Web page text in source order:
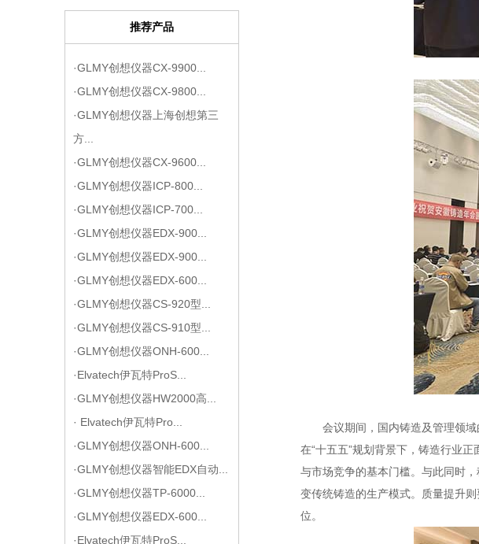
推荐产品
·GLMY创想仪器CX-9900...
·GLMY创想仪器CX-9800...
·GLMY创想仪器上海创想第三
方...
·GLMY创想仪器CX-9600...
·GLMY创想仪器ICP-800...
·GLMY创想仪器ICP-700...
·GLMY创想仪器EDX-900...
·GLMY创想仪器EDX-900...
·GLMY创想仪器EDX-600...
·GLMY创想仪器CS-920型...
·GLMY创想仪器CS-910型...
·GLMY创想仪器ONH-600...
·Elvatech伊瓦特ProS...
·GLMY创想仪器HW2000高...
· Elvatech伊瓦特Pro...
·GLMY创想仪器ONH-600...
·GLMY创想仪器智能EDX自动...
·GLMY创想仪器TP-6000...
·GLMY创想仪器EDX-600...
·Elvatech伊瓦特ProS...
会议期间，国内铸造及管理领
在“十五五”规划背景下，铸造行业
与市场竞争的基本门槛。与此同时
变传统铸造的生产模式。质量提升
位。